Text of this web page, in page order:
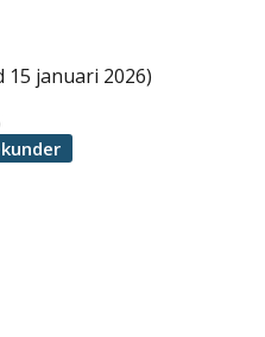
15 januari 2026)